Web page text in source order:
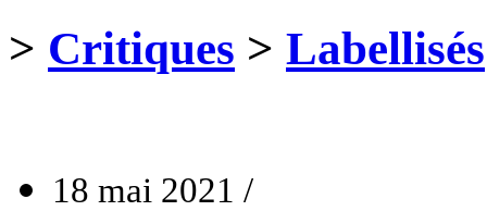
> Critiques > Labellisés
18 mai 2021 /